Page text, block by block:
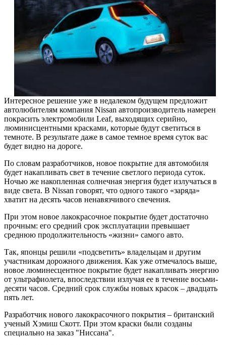
Интересное решение уже в недалеком будущем предложит
автолюбителям компания Nissan автопроизводитель намерен
покрасить электромобили Leaf, выходящих серийно,
люминисцентными красками, которые будут светиться в
темноте. В результате даже в самое темное время суток вас
будет видно на дороге.
По словам разработчиков, новое покрытие для автомобиля
будет накапливать свет в течение светлого периода суток.
Ночью же накопленная солнечная энергия будет излучаться в
виде света. В Nissan говорят, что одного такого «заряда»
хватит на десять часов ненавязчивого свечения.
При этом новое лакокрасочное покрытие будет достаточно
прочным: его средний срок эксплуатации превышает
среднюю продолжительность «жизни» самого авто.
Так, японцы решили «подсветить» владельцам и другим
участникам дорожного движения. Как уже отмечалось выше,
новое люминесцентное покрытие будет накапливать энергию
от ультрафиолета, впоследствии излучая ее в течение восьми-
десяти часов. Средний срок службы новых красок – двадцать
пять лет.
Разработчик нового лакокрасочного покрытия – британский
ученый Хэмиш Скотт. При этом краски были созданы
специально на заказ "Ниссана".